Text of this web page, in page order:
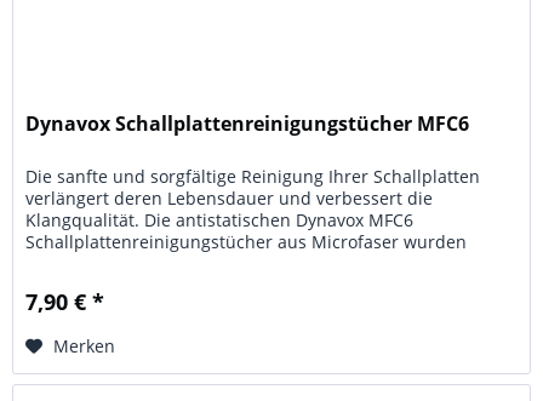
Dynavox Schallplattenreinigungstücher MFC6
Die sanfte und sorgfältige Reinigung Ihrer Schallplatten
verlängert deren Lebensdauer und verbessert die
Klangqualität. Die antistatischen Dynavox MFC6
Schallplattenreinigungstücher aus Microfaser wurden
7,90 € *
Merken